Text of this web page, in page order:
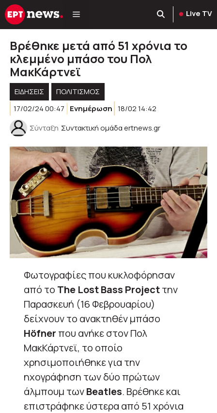
Μετάβαση
σε
Live TV
Βρέθηκε μετά από 51 χρόνια το
κλεμμένο μπάσο του Πολ
ΜακΚάρτνεϊ
ΕΙΔΗΣΕΙΣ
ΠΟΛΙΤΙΣΜΟΣ
17/02/24 00:47
Ενημέρωση 18/02 14:42
Σύνταξη Συντακτική ομάδα ertnews.gr
Φωτογραφίες που κυκλοφόρησαν
από το The Lost Bass Projectτην
Παρασκευή (16 Φεβρουαρίου)
δείχνουν το ανακτηθέν μπάσο
Höfner που ανήκε στον Πολ
ΜακΚάρτνεϊ, το οποίο
χρησιμοποιήθηκε για την
ηχογράφηση των δύο πρώτων
άλμπουμ τωνBeatles. Βρέθηκε και
επιστράφηκε ύστερα από 51 χρόνια